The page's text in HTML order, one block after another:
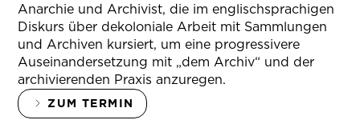
Anarchie und Archivist, die im englischsprachigen
Diskurs über dekoloniale Arbeit mit Sammlungen
und Archiven kursiert, um eine progressivere
Auseinandersetzung mit „dem Archiv“ und der
archivierenden Praxis anzuregen.
ZUM TERMIN